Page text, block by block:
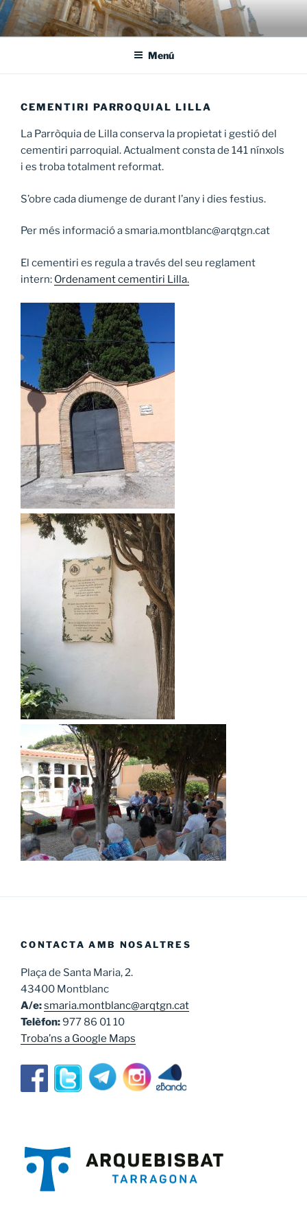
Vés
al
contingut
Menú
CEMENTIRI PARROQUIAL LILLA
La Parròquia de Lilla conserva la propietat i gestió del
cementiri parroquial. Actualment consta de 141 nínxols
i es troba totalment reformat.
S’obre cada diumenge de durant l’any i dies festius.
Per més informació a smaria.montblanc@arqtgn.cat
El cementiri es regula a través del seu reglament
intern: Ordenament cementiri Lilla.
CONTACTA AMB NOSALTRES
Plaça de Santa Maria, 2.
43400 Montblanc
A/e:smaria.montblanc@arqtgn.cat
Telèfon:977 86 01 10
Troba’ns a Google Maps